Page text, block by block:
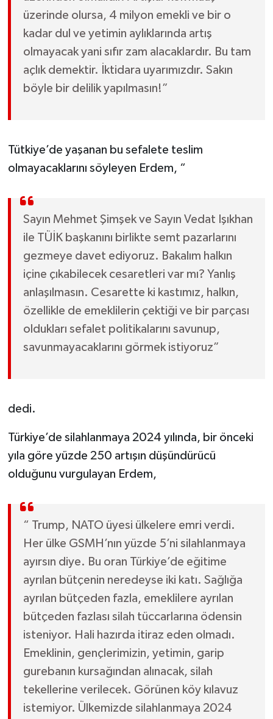
üzerinde olursa, 4 milyon emekli ve bir o
kadar dul ve yetimin aylıklarında artış
olmayacak yani sıfır zam alacaklardır. Bu tam
açlık demektir. İktidara uyarımızdır. Sakın
böyle bir delilik yapılmasın!”
Tütkiye’de yaşanan bu sefalete teslim
olmayacaklarını söyleyen Erdem, “
Sayın Mehmet Şimşek ve Sayın Vedat Işıkhan
ile TÜİK başkanını birlikte semt pazarlarını
gezmeye davet ediyoruz. Bakalım halkın
içine çıkabilecek cesaretleri var mı? Yanlış
anlaşılmasın. Cesarette ki kastımız, halkın,
özellikle de emeklilerin çektiği ve bir parçası
oldukları sefalet politikalarını savunup,
savunmayacaklarını görmek istiyoruz”
dedi.
Türkiye’de silahlanmaya 2024 yılında, bir önceki
yıla göre yüzde 250 artışın düşündürücü
olduğunu vurgulayan Erdem,
“ Trump, NATO üyesi ülkelere emri verdi.
Her ülke GSMH’nın yüzde 5’ni silahlanmaya
ayırsın diye. Bu oran Türkiye’de eğitime
ayrılan bütçenin neredeyse iki katı. Sağlığa
ayrılan bütçeden fazla, emeklilere ayrılan
bütçeden fazlası silah tüccarlarına ödensin
isteniyor. Hali hazırda itiraz eden olmadı.
Emeklinin, gençlerimizin, yetimin, garip
gurebanın kursağından alınacak, silah
tekellerine verilecek. Görünen köy kılavuz
istemiyor. Ülkemizde silahlanmaya 2024